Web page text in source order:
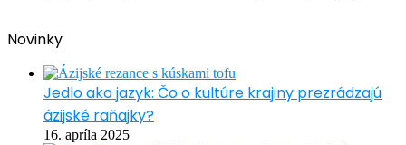
Novinky
Jedlo ako jazyk: Čo o kultúre krajiny prezrádzajú
ázijské raňajky?
16. apríla 2025